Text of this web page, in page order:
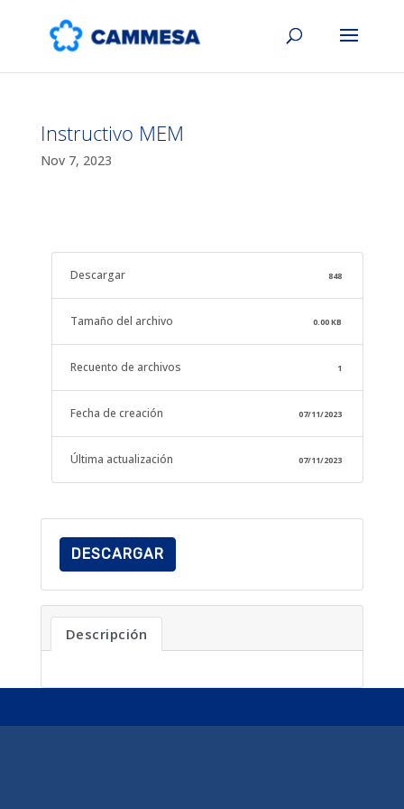
Instructivo MEM
Nov 7, 2023
Descargar 848
Tamaño del archivo 0.00 KB
Recuento de archivos 1
Fecha de creación 07/11/2023
Última actualización 07/11/2023
DESCARGAR
Descripción